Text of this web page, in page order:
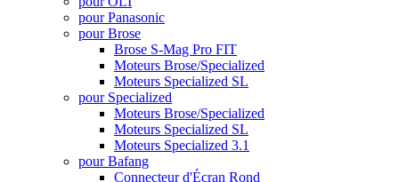
pour Panasonic
pour Brose
Brose S-Mag Pro FIT
Moteurs Brose/Specialized
Moteurs Specialized SL
pour Specialized
Moteurs Brose/Specialized
Moteurs Specialized SL
Moteurs Specialized 3.1
pour Bafang
Connecteur d'Écran Rond